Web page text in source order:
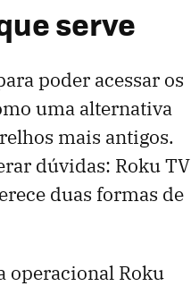
serve
poder acessar os
uma alternativa
mais antigos.
dúvidas: Roku TV
duas formas de
operacional Roku